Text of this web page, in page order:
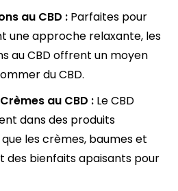
au CBD : Parfaites pour
une approche relaxante, les
au CBD offrent un moyen
du CBD.
au CBD : Le CBD
dans des produits
les crèmes, baumes et
des bienfaits apaisants pour